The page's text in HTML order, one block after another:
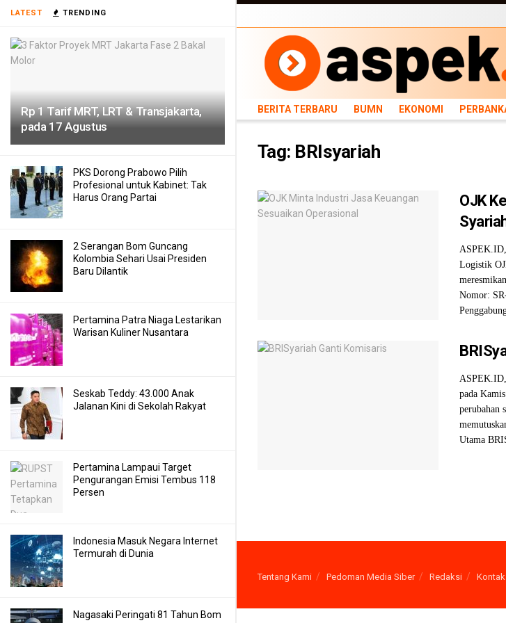
LATEST TRENDING
Rp 1 Tarif MRT, LRT & Transjakarta,
pada 17 Agustus
PKS Dorong Prabowo Pilih
Profesional untuk Kabinet: Tak
Harus Orang Partai
2 Serangan Bom Guncang
Kolombia Sehari Usai Presiden
Baru Dilantik
Pertamina Patra Niaga Lestarikan
Warisan Kuliner Nusantara
Seskab Teddy: 43.000 Anak
Jalanan Kini di Sekolah Rakyat
Pertamina Lampaui Target
Pengurangan Emisi Tembus 118
Persen
Indonesia Masuk Negara Internet
Termurah di Dunia
Nagasaki Peringati 81 Tahun Bom
BERITA TERBARU BUMN EKONOMI PERBANKAN MARKET
TEKNOLOGI
BERITA TERBARU BUMN EKONOMI
Tag: BRIsyariah
OJK
Logistik
Nomor:
pada
perubahan
Utama
Tentang Kami Pedoman Media Siber Redaksi Kontak